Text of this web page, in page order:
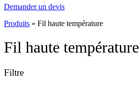
Demander un devis
Produits » Fil haute température
Fil haute température
Filtre